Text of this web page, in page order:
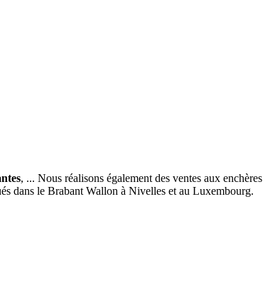
, ... Nous réalisons également des ventes aux enchères
dans le Brabant Wallon à Nivelles et au Luxembourg.